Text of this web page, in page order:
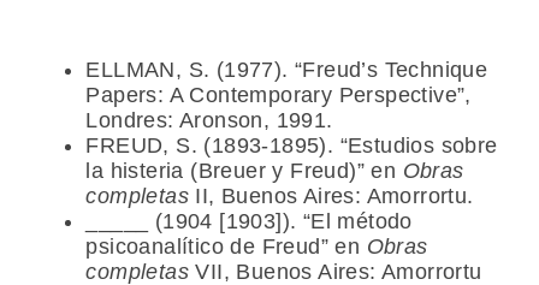
ELLMAN, S. (1977). “Freud’s Technique
Papers: A Contemporary Perspective”,
Londres: Aronson, 1991.
FREUD, S. (1893-1895). “Estudios sobre
la histeria (Breuer y Freud)” en Obras
completas II, Buenos Aires: Amorrortu.
_____ (1904 [1903]). “El método
psicoanalítico de Freud” en Obras
completasVII, Buenos Aires: Amorrortu